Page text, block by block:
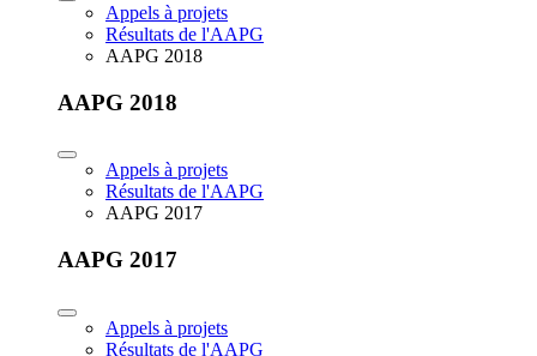
Appels à projets
Résultats de l'AAPG
AAPG 2018
AAPG 2018
Appels à projets
Résultats de l'AAPG
AAPG 2017
AAPG 2017
Appels à projets
Résultats de l'AAPG